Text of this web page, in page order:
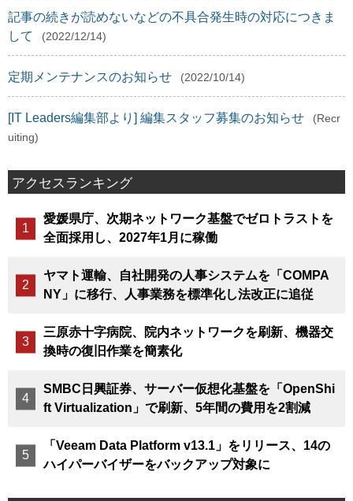
記事の続きが読めないなどの不具合発生時の対応につきま
して
(2022/12/14)
定期メンテナンスのお知らせ (2022/10/14)
[IT Leaders編集部より] 編集スタッフ募集のお知らせ
(Recr
uiting)
アクセスランキング
愛媛県庁、次期ネットワーク基盤でゼロトラストを
全面採用し、2027年1月に稼働
ヤマト運輸、自社開発の人事システムを「COMPA
NY」に移行、人事業務を標準化し法改正に追従
三原赤十字病院、院内ネットワークを刷新、機器交
換時の復旧作業を簡素化
SMBC日興証券、サーバー仮想化基盤を「OpenShi
ft Virtualization」で刷新、5年間の費用を2割減
「Veeam Data Platform v13.1」をリリース、14の
ハイパーバイザーをバックアップ対象に